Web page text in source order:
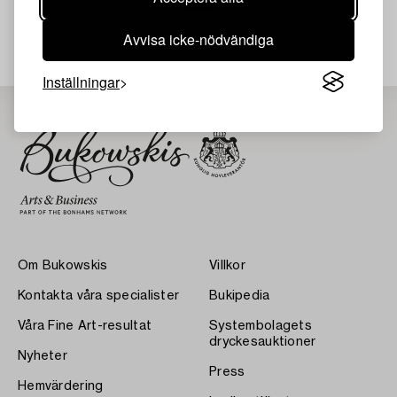
Avvisa icke-nödvändiga
Inställningar
Om Bukowskis
Kontakta våra specialister
Våra Fine Art-resultat
Nyheter
Hemvärdering
Villkor
Bukipedia
Systembolagets
dryckesauktioner
Press